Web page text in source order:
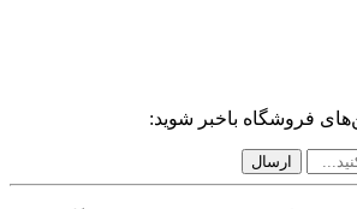
فروشگاه باخبر شوید: